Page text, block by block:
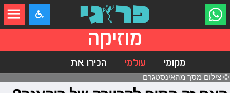
מוזיקה
מקומי עולמי הכירו את
© צילום מסך מהאינסטגרם